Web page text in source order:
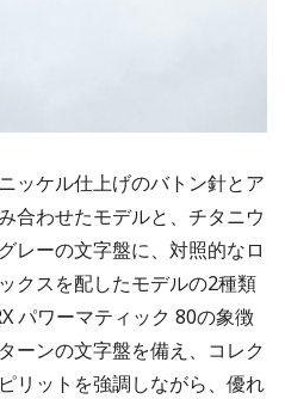
ッケル仕上げのバトン針とア
合わせたモデルと、チタニウ
レーの文字盤に、対照的なロ
クスを配したモデルの2種類
パワーマティック 80の象徴
ーンの文字盤を備え、コレク
リットを強調しながら、優れ